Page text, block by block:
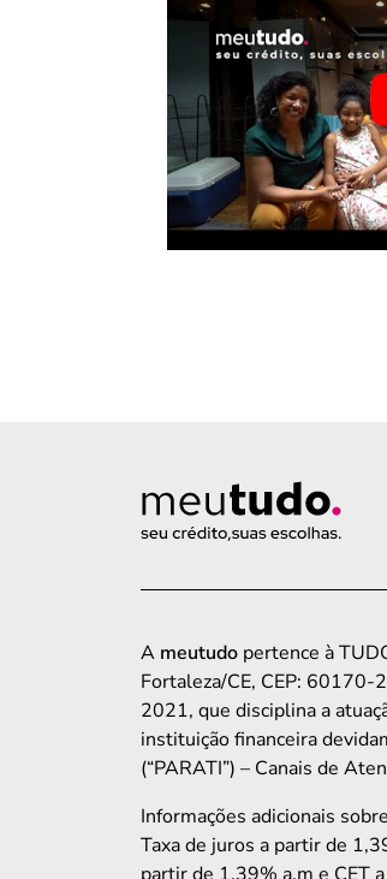
A meutudo pertence à
Fortaleza/CE, CEP: 60170-
2021, que disciplina a
instituição financeira
(“PARATI”) – Canais de
Informações adicionais
Taxa de juros a partir de